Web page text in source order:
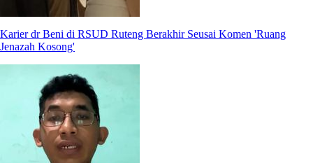
Karier dr Beni di RSUD Ruteng Berakhir Seusai Komen 'Ruang
Jenazah Kosong'